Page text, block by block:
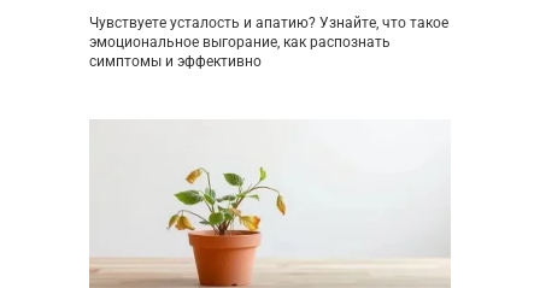
Чувствуете усталость и апатию? Узнайте, что такое
эмоциональное выгорание, как распознать
симптомы и эффективно